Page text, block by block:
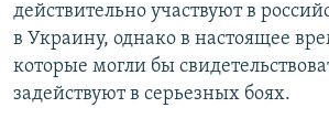
действительно участвуют в
в Украину, однако в настоящее
которые могли бы
задействуют в серьезных боях.